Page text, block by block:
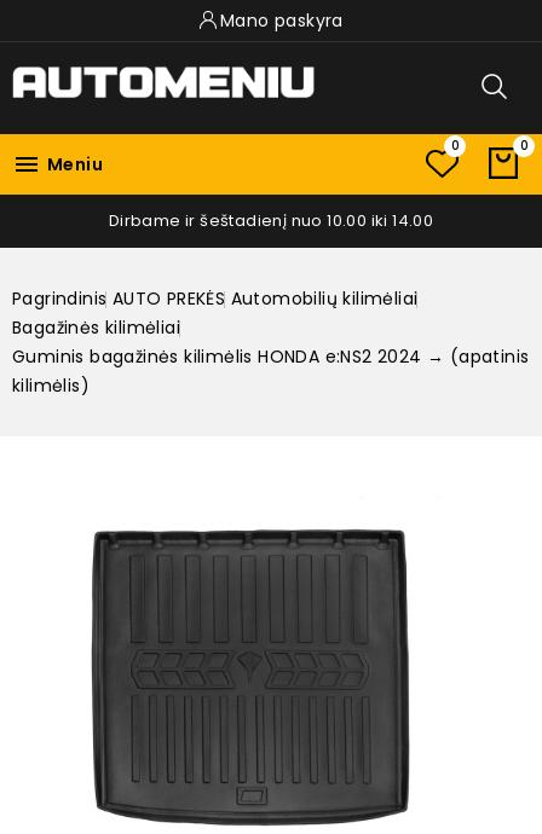
Mano paskyra
 Meniu
0 0
Dirbame ir šeštadienį nuo 10.00 iki 14.00
Pagrindinis AUTO PREKĖS Automobilių kilimėliai
Bagažinės kilimėliai
Guminis bagažinės kilimėlis HONDA e:NS2 2024 → (apatinis
kilimėlis)